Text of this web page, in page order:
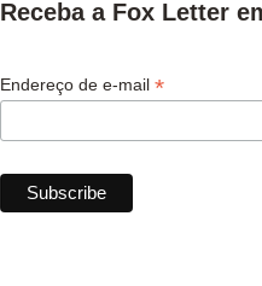
Receba a Fox Letter
Endereço de e-mail *